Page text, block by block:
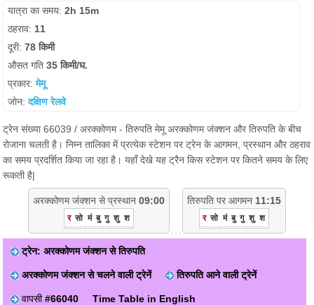
यात्रा का समय:2h 15m
ठहराव: 11
दूरी:78 किमी
औसत गति35 किमी/घ.
प्रकार:मेमू
जोन:दक्षिण रेलवे
ट्रेन संख्या 66039 / अरक्कोणम - तिरुपति मेमू अरक्कोणम जंक्शन और तिरुपति के बीच
रोजाना चलती है। निम्न तालिका में प्रत्येक स्टेशन पर ट्रेन के आगमन, प्रस्थान और ठहराव
का समय प्रदर्शित किया जा रहा है। यहाँ देखे यह ट्रैन किस स्टेशन पर कितने समय के लिए
रूकती है|
अरक्कोणम जंक्शन से प्रस्थान 09:00
र सो मं बु गु शु श
तिरुपति पर आगमन 11:15
र सो मं बु गु शु श
ट्रेन: अरक्कोणम जंक्शन से तिरुपति
अरक्कोणम जंक्शन से चलने वाली ट्रेनें तिरुपति आने वाली ट्रेनें
वापसी#66040 Time Table in English